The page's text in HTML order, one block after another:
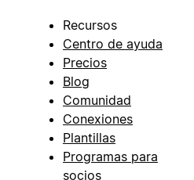
Recursos
Centro de ayuda
Precios
Blog
Comunidad
Conexiones
Plantillas
Programas para
socios